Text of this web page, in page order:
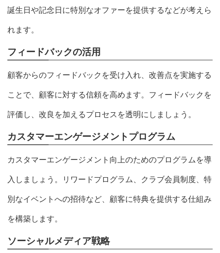
誕生日や記念日に特別なオファーを提供するなどが考えら
れます。
フィードバックの活用
顧客からのフィードバックを受け入れ、改善点を実施する
ことで、顧客に対する信頼を高めます。フィードバックを
評価し、改良を加えるプロセスを透明にしましょう。
カスタマーエンゲージメントプログラム
カスタマーエンゲージメント向上のためのプログラムを導
入しましょう。リワードプログラム、クラブ会員制度、特
別なイベントへの招待など、顧客に特典を提供する仕組み
を構築します。
ソーシャルメディア戦略